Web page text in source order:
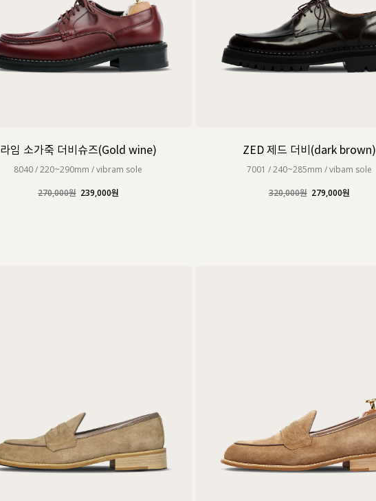
라임 소가죽 더비슈즈(Gold wine)
8040 / 220~290mm / vibram sole
270,000원 239,000원
ZED 제드 더비(dark brown)
7001 / 240~285mm / vibam sole
320,000원 279,000원